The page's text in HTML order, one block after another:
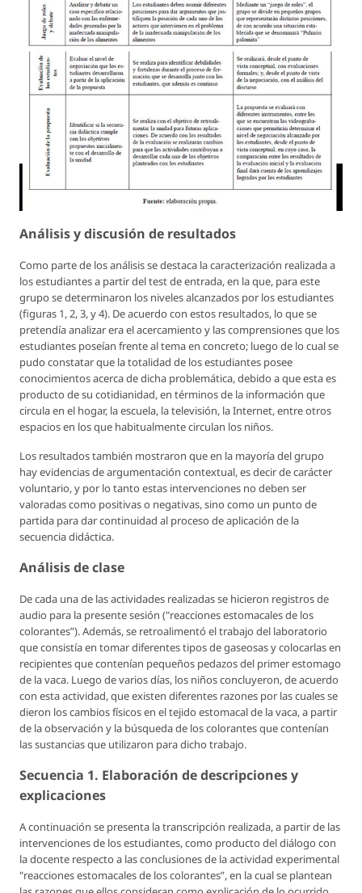
Análisis y discusión de resultados
Como parte de los análisis se destaca la caracterización realizada a
los estudiantes a partir del test de entrada, en la que, para este
grupo se determinaron los niveles alcanzados por los estudiantes
(figuras 1, 2, 3, y 4). De acuerdo con estos resultados, lo que se
pretendía analizar era el acercamiento y las comprensiones que los
estudiantes poseían frente al tema en concreto; luego de lo cual se
pudo constatar que la totalidad de los estudiantes posee
conocimientos acerca de dicha problemática, debido a que esta es
producto de su cotidianidad, en términos de la información que
circula en el hogar, la escuela, la televisión, la Internet, entre otros
espacios en los que habitualmente circulan los niños.
Los resultados también mostraron que en la mayoría del grupo
hay evidencias de argumentación contextual, es decir de carácter
voluntario, y por lo tanto estas intervenciones no deben ser
valoradas como positivas o negativas, sino como un punto de
partida para dar continuidad al proceso de aplicación de la
secuencia didáctica.
Análisis de clase
De cada una de las actividades realizadas se hicieron registros de
audio para la presente sesión ("reacciones estomacales de los
colorantes”). Además, se retroalimentó el trabajo del laboratorio
que consistía en tomar diferentes tipos de gaseosas y colocarlas en
recipientes que contenían pequeños pedazos del primer estomago
de la vaca. Luego de varios días, los niños concluyeron, de acuerdo
con esta actividad, que existen diferentes razones por las cuales se
dieron los cambios físicos en el tejido estomacal de la vaca, a partir
de la observación y la búsqueda de los colorantes que contenían
las sustancias que utilizaron para dicho trabajo.
Secuencia 1. Elaboración de descripciones y
explicaciones
A continuación se presenta la transcripción realizada, a partir de las
intervenciones de los estudiantes, como producto del diálogo con
la docente respecto a las conclusiones de la actividad experimental
"reacciones estomacales de los colorantes”, en la cual se plantean